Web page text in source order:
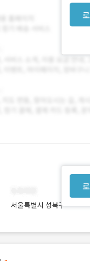
서울특별시 성북구